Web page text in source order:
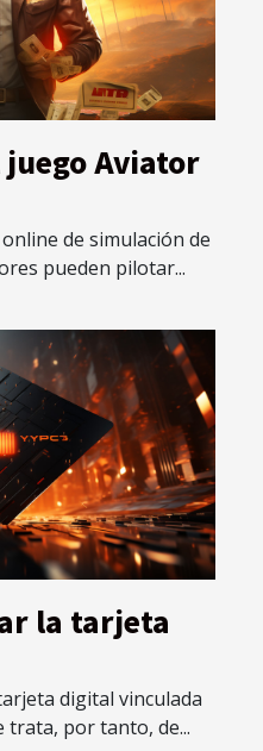
juego Aviator
de simulación de
pueden pilotar...
la tarjeta
digital vinculada
trata, por tanto, de...